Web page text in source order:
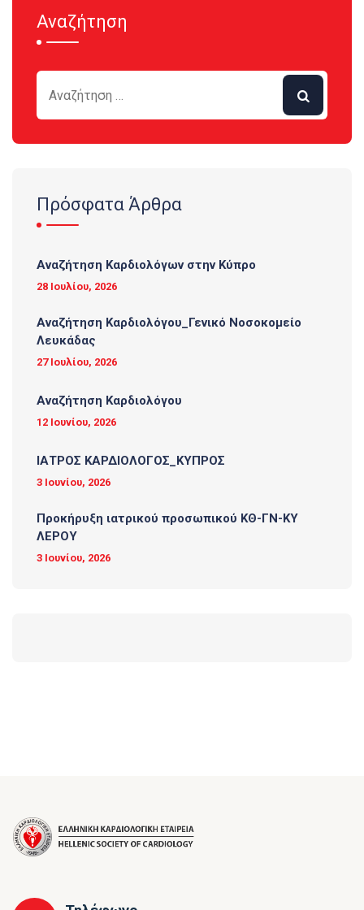
Αναζήτηση
Πρόσφατα Άρθρα
Αναζήτηση Καρδιολόγων στην Κύπρο
28 Ιουλίου, 2026
Αναζήτηση Καρδιολόγου_Γενικό Νοσοκομείο
Λευκάδας
27 Ιουλίου, 2026
Αναζήτηση Καρδιολόγου
12 Ιουνίου, 2026
ΙΑΤΡΟΣ ΚΑΡΔΙΟΛΟΓΟΣ_ΚΥΠΡΟΣ
3 Ιουνίου, 2026
Προκήρυξη ιατρικού προσωπικού ΚΘ-ΓΝ-ΚΥ
ΛΕΡΟΥ
3 Ιουνίου, 2026